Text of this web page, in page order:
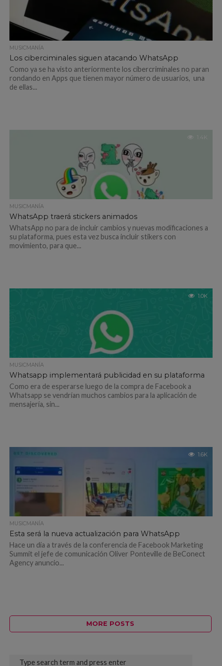
MUSICMANÍA
Los ciberciminales siguen atacando WhatsApp
Como ya se ha visto anteriormente los cibercriminales no paran
rondando en Apps que tienen mayor número de usuarios, una
de ellas...
1.4K
MUSICMANÍA
WhatsApp traerá stickers animados
WhatsApp no para de incluir cambios y nuevas modificaciones a
su plataforma, pues esta vez busca incluir stikers con
movimiento, para que...
1.0K
MUSICMANÍA
Whatsapp implementará publicidad en su plataforma
Como era de esperarse luego de la compra de Facebook a
Whatsapp se vendrían muchos cambios para la aplicación de
mensajería, sin...
1.6K
MUSICMANÍA
Esta será la nueva actualización para WhatsApp
Hace un día a través de la conferencia de Facebook Marketing
Summit el jefe de comunicación Oliver Ponteville de BeConect
Agency anuncio...
MORE POSTS